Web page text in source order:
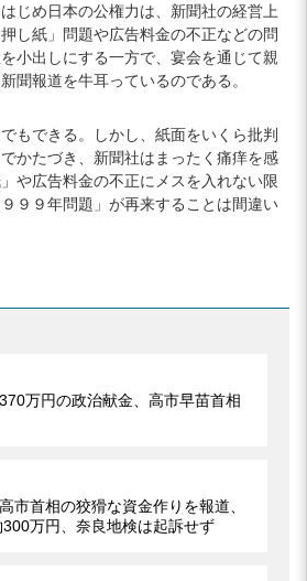
じめ日本の公権力は、新聞社の経営上
し紙」問題や広告料金の不正などの問
小出しにする一方で、宴会を通じて親
聞報道を牛耳っているのである。
もできる。しかし、紙面をいくら批判
かたづき、新聞社はまったく痛痒を感
や広告料金の不正にメスを入れない限
９９年問題」が再来することは間違い
万円の政治献金、高市早苗首相
市首相の狡猾な資金作りを報道、
万円、奈良地検は起訴せず